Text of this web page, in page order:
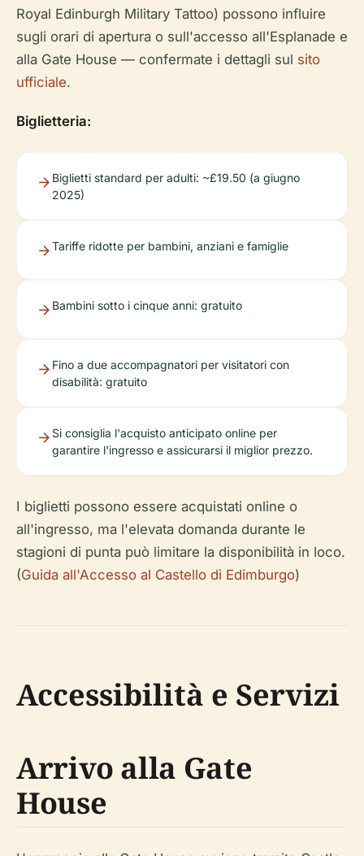
Royal Edinburgh Military Tattoo) possono influire
sugli orari di apertura o sull'accesso all'Esplanade e
alla Gate House — confermate i dettagli sul sito
ufficiale.
Biglietteria:
Biglietti standard per adulti: ~£19.50 (a giugno
2025)
Tariffe ridotte per bambini, anziani e famiglie
Bambini sotto i cinque anni: gratuito
Fino a due accompagnatori per visitatori con
disabilità: gratuito
Si consiglia l'acquisto anticipato online per
garantire l'ingresso e assicurarsi il miglior prezzo.
I biglietti possono essere acquistati online o
all'ingresso, ma l'elevata domanda durante le
stagioni di punta può limitare la disponibilità in loco.
(Guida all'Accesso al Castello di Edimburgo)
Accessibilità e Servizi
Arrivo alla Gate
House